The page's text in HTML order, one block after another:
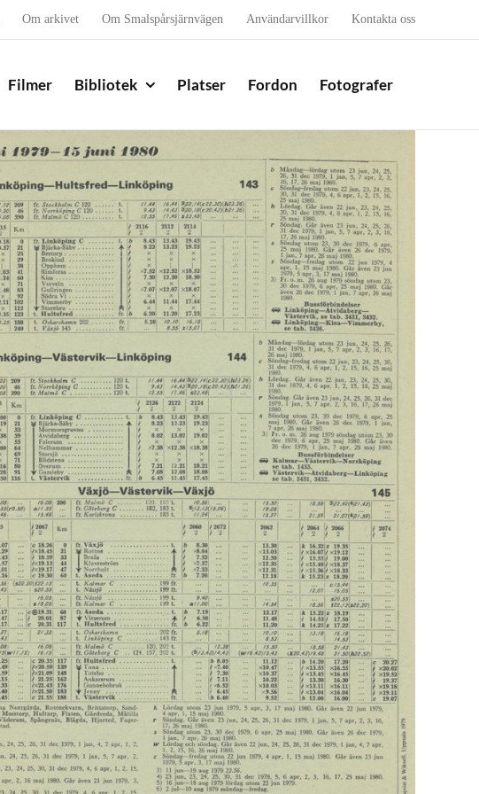
Om arkivet Om Smalspårsjärnvägen Användarvillkor Kontakta oss
Filmer Bibliotek Platser Fordon Fotografer